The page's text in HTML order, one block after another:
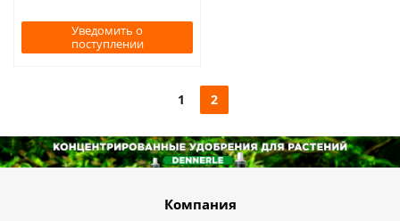
Уведомить о
поступлении
1 2
Компания